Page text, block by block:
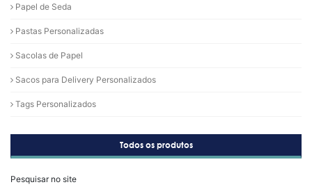
Papel de Seda
Pastas Personalizadas
Sacolas de Papel
Sacos para Delivery Personalizados
Tags Personalizados
Todos os produtos
Pesquisar no site